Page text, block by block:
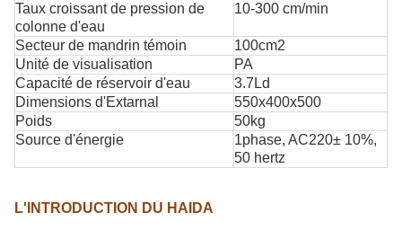
Taux croissant de pression de
colonne d'eau
10-300 cm/min
Secteur de mandrin témoin
100cm2
Unité de visualisation
PA
Capacité de réservoir d'eau
3.7Ld
Dimensions d'Extarnal
550x400x500
Poids
50kg
Source d'énergie
1phase, AC220± 10%,
50 hertz
L'INTRODUCTION DU HAIDA